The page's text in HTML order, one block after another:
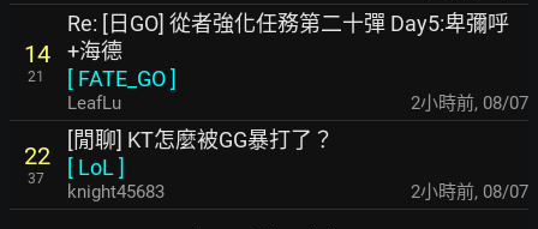
14
21
Re: [日GO] 從者強化任務第二十彈 Day5:卑彌呼
+海德
[ FATE_GO]
LeafLu 2小時前, 08/07
22
37
[閒聊] KT怎麼被GG暴打了？
[ LoL]
knight45683 2小時前, 08/07